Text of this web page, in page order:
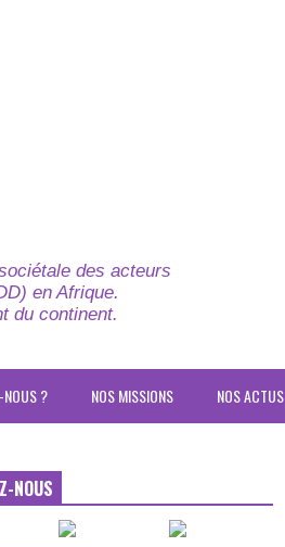
des acteurs
en Afrique.
du continent.
NOS ACTUS
NOS MISSIONS
NOUS ?
NOUS